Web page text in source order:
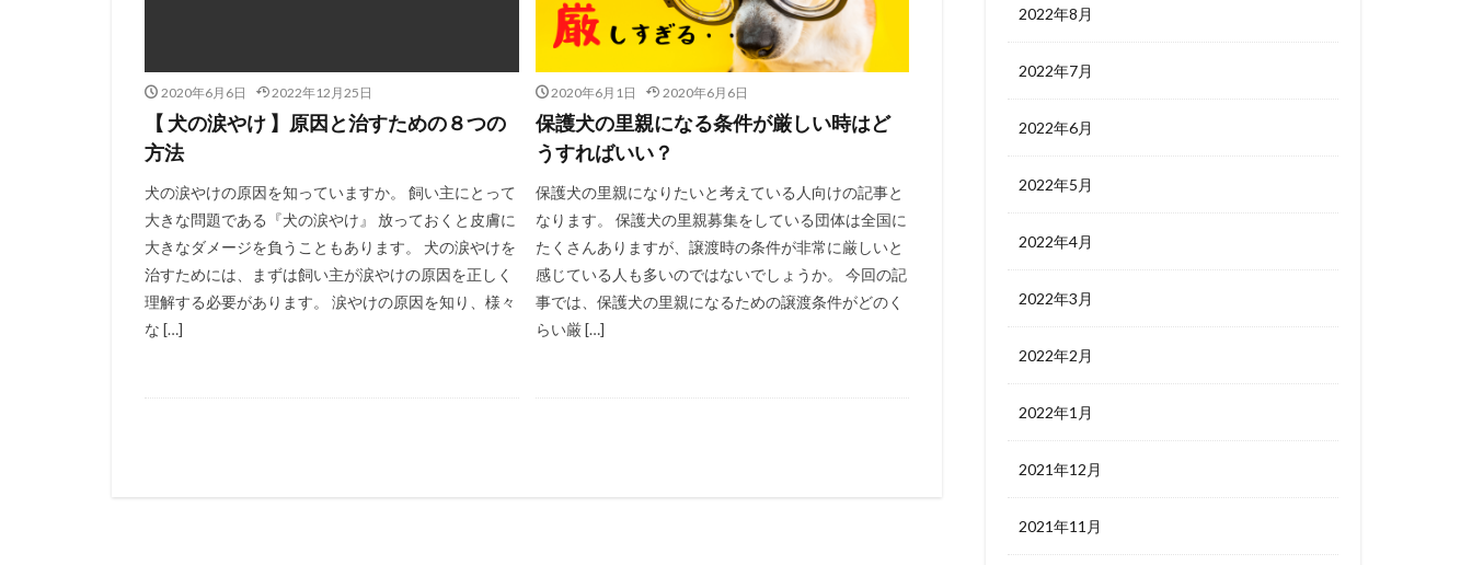
2020年6月6日 2022年12月25日
【 犬の涙やけ 】原因と治すための８つの
方法
犬の涙やけの原因を知っていますか。 飼い主にとって
大きな問題である『犬の涙やけ』 放っておくと皮膚に
大きなダメージを負うこともあります。 犬の涙やけを
治すためには、まずは飼い主が涙やけの原因を正しく
理解する必要があります。 涙やけの原因を知り、様々
な […]
2020年6月1日 2020年6月6日
保護犬の里親になる条件が厳しい時はど
うすればいい？
保護犬の里親になりたいと考えている人向けの記事と
なります。 保護犬の里親募集をしている団体は全国に
たくさんありますが、譲渡時の条件が非常に厳しいと
感じている人も多いのではないでしょうか。 今回の記
事では、保護犬の里親になるための譲渡条件がどのく
らい厳 […]
2022年8月
2022年7月
2022年6月
2022年5月
2022年4月
2022年3月
2022年2月
2022年1月
2021年12月
2021年11月